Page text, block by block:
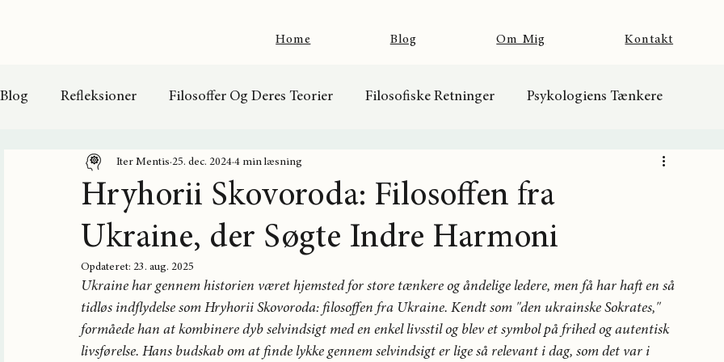
Home Blog Om Mig Kontakt
Blog Refleksioner Filosoffer Og Deres Teorier Filosofiske Retninger Psykologiens Tænkere
Religion og Tro Bag Masken Populære
Hryhorii Skovoroda: Filosoffen fra
Ukraine, der Søgte Indre Harmoni
Iter Mentis 25. dec. 2024 4 min læsning
Opdateret: 23. aug. 2025
Ukraine har gennem historien været hjemsted for store tænkere og åndelige ledere, men få har haft en så
tidløs indflydelse som Hryhorii Skovoroda: filosoffen fra Ukraine. Kendt som "den ukrainske Sokrates,"
formåede han at kombinere dyb selvindsigt med en enkel livsstil og blev et symbol på frihed og autentisk
livsførelse. Hans budskab om at finde lykke gennem selvindsigt er lige så relevant i dag, som det var i